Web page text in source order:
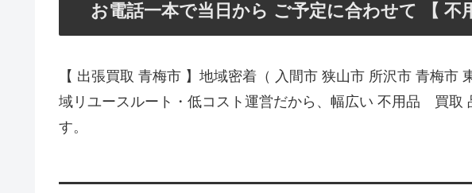
お電話一本で当日から ご予定に合わせて 【 不
【 出張買取 青梅市 】地域密着（ 入間市 狭山市 所沢市 青梅市
域リユースルート・低コスト運営だから、幅広い 不用品 買取
す。